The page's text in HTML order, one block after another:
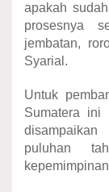
apakah
prosesnya
jembatan,
Syarial.
Untuk
Sumatera ini
puluhan